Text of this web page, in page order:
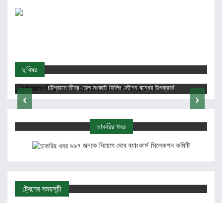
ছবিঘর
চট্টগ্রাম রেলস্টেশনে অর্ধশতাধিক যাত্রীর ভোগান্তি
‹ ›
চাকরির খবর
৯৯৭ জনকে নিয়োগ দেবে ব্যাংকার্স সিলেকশন কমিটি
ট্রেনের সময়সূচী